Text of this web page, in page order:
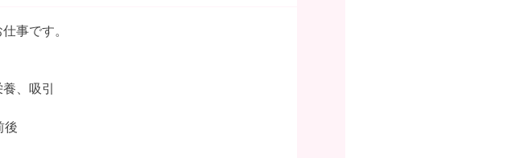
事です。
、吸引
後